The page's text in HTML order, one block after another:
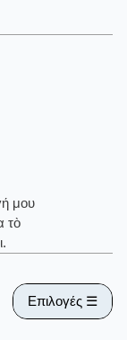
μου
τὸ
Επιλογές ☰